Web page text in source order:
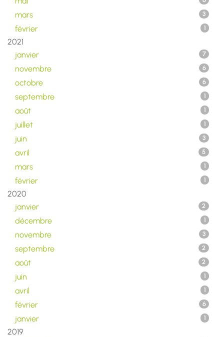
mars 3
février 1
2021
janvier
7
novembre 6
octobre 6
septembre 1
août 1
juillet 1
juin 3
avril 5
mars 1
février 1
2020
janvier
2
décembre 1
novembre 3
septembre 2
août 2
juin 1
avril 1
février 6
janvier 1
2019